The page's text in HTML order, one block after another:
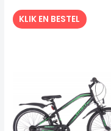
KLIK EN BESTEL